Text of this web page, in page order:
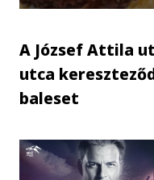
A József Attila
utca
baleset